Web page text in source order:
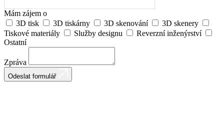
Mám zájem o
3D tisk
3D tiskárny 3D skenování
3D skenery
Tiskové materiály
Služby designu
Reverzní inženýrství
Ostatní
Zpráva
Odeslat formulář